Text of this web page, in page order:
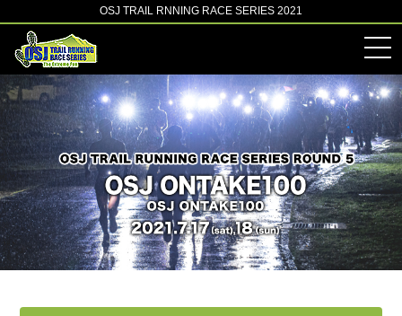
OSJ TRAIL RNNING RACE SERIES 2021